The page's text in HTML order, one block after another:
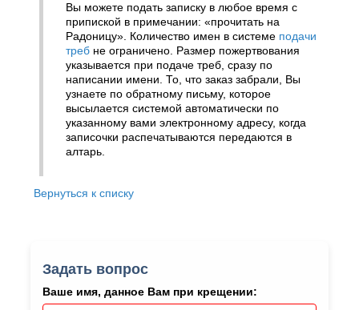
Вы можете подать записку в любое время с
припиской в примечании: «прочитать на
Радоницу». Количество имен в системе подачи
треб не ограничено. Размер пожертвования
указывается при подаче треб, сразу по
написании имени. То, что заказ забрали, Вы
узнаете по обратному письму, которое
высылается системой автоматически по
указанному вами электронному адресу, когда
записочки распечатываются передаются в
алтарь.
Вернуться к списку
Задать вопрос
Ваше имя, данное Вам при крещении: